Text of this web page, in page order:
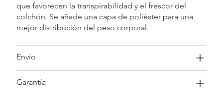
que favorecen la transpirabilidad y el frescor del
colchón. Se añade una capa de poliéster para una
mejor distribución del peso corporal.
Envío
Garantía